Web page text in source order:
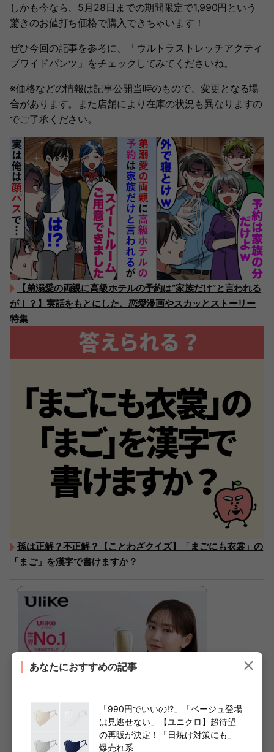
しかも今なら、5月28日までの期間限定で1,990円という
驚きのお値打ち価格で購入できちゃいます！
ぜひ今回の記事を参考に、「ウルトラストレッチアクティ
ブワイドパンツ」をチェックしてみてくださいね。
※価格などの情報は記事公開当時のもので、変更となる場
合があります。また店舗により在庫の状況も異なりますの
でご了承ください。
【弟溺愛の両親に高級ホテルの予約は“家族だけ”と言われる
が！？】実話をもとにした、恋愛漫画やスカッとストーリー
特集
孫は正解？不正解？【ことわざクイズ】「まごにも衣裳」の
「まご」を漢字で書けますか？
あなたにおすすめの記事
「990円でいいの!?」「ベージュ登場
は見逃せない」【ユニクロ】超待望
の再販が決定！「日焼け対策にも」
爆売れ系